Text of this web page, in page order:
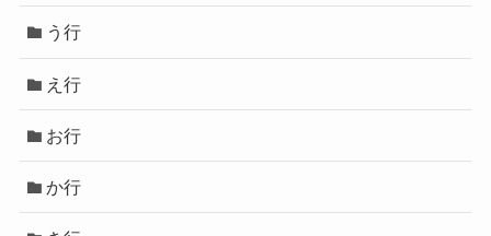
う行
え行
お行
か行